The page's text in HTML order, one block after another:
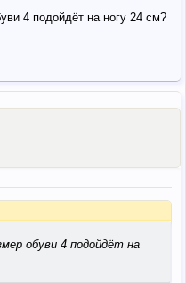
4 подойдёт на ногу 24 см?
обуви 4 подойдёт на